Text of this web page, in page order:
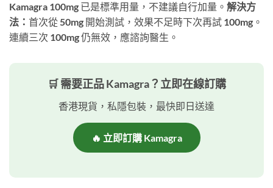
Kamagra 100mg 已是標準用量，不建議自行加量。 解決方
法： 首次從 50mg 開始測試，效果不足時下次再試 100mg。
連續三次 100mg 仍無效，應諮詢醫生。
🛒 需要正品 Kamagra？立即在線訂購
香港現貨，私隱包裝，最快即日送達
🔥 立即訂購 Kamagra